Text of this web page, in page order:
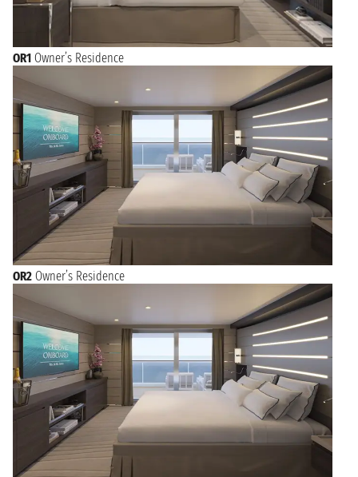
OR1 Owner’s Residence
OR2 Owner’s Residence